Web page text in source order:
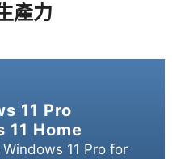
產力
11 Pro
11 Home
11 Pro for